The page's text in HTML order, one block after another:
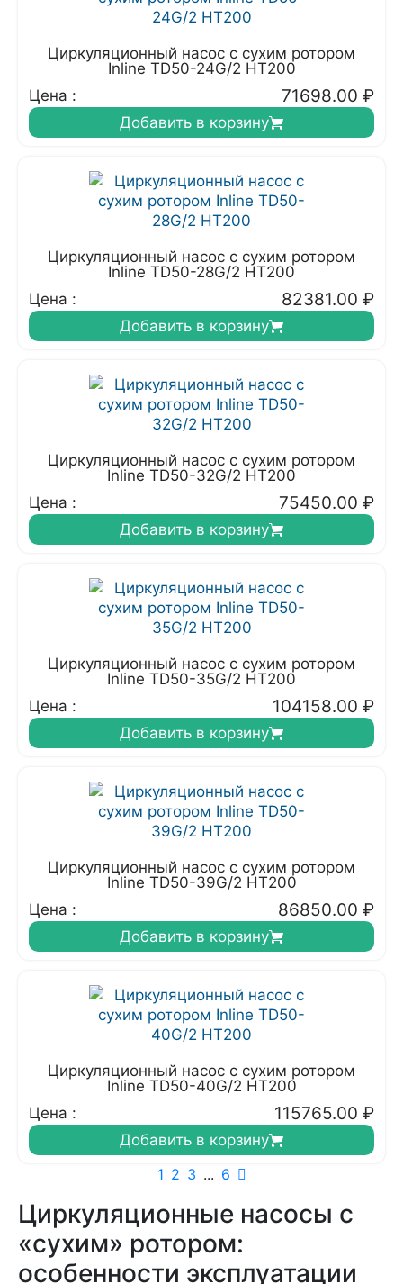
Циркуляционный насос с сухим ротором
Inline TD50-24G/2 HT200
Цена :
71698.00 ₽
Добавить в корзину
Циркуляционный насос с сухим ротором
Inline TD50-28G/2 HT200
Цена :
82381.00 ₽
Добавить в корзину
Циркуляционный насос с сухим ротором
Inline TD50-32G/2 HT200
Цена :
75450.00 ₽
Добавить в корзину
Циркуляционный насос с сухим ротором
Inline TD50-35G/2 HT200
Цена :
104158.00 ₽
Добавить в корзину
Циркуляционный насос с сухим ротором
Inline TD50-39G/2 HT200
Цена :
86850.00 ₽
Добавить в корзину
Циркуляционный насос с сухим ротором
Inline TD50-40G/2 HT200
Цена :
115765.00 ₽
Добавить в корзину
1 2 3 ... 6
Циркуляционные насосы с
«сухим» ротором:
особенности эксплуатации